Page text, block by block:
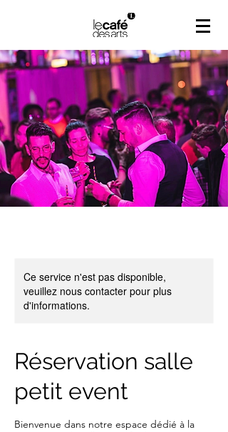
Ce service n'est pas disponible,
veuillez nous contacter pour plus
d'informations.
Réservation salle
petit event
Bienvenue dans notre espace dédié à la